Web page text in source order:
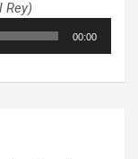
Rey)
00:00